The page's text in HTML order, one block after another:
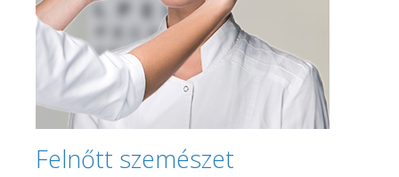
Felnőtt szemészet